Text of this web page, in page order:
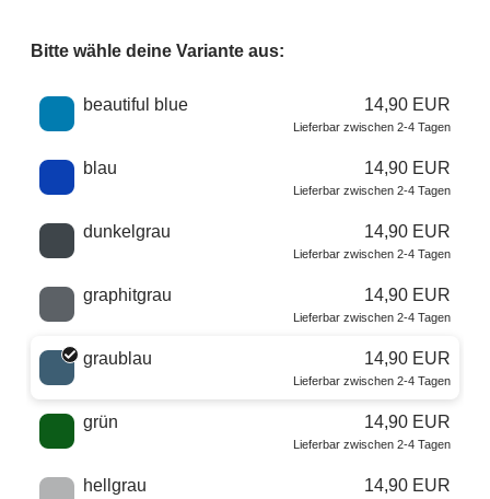
Bitte wähle deine Variante aus:
Wähle eine Farbe
beautiful blue 14,90 EUR
Lieferbar zwischen 2-4 Tagen
blau 14,90 EUR
Lieferbar zwischen 2-4 Tagen
dunkelgrau 14,90 EUR
Lieferbar zwischen 2-4 Tagen
graphitgrau 14,90 EUR
Lieferbar zwischen 2-4 Tagen
graublau 14,90 EUR
Lieferbar zwischen 2-4 Tagen
grün 14,90 EUR
Lieferbar zwischen 2-4 Tagen
hellgrau 14,90 EUR